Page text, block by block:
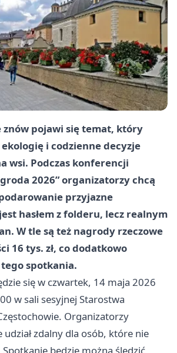
znów pojawi się temat, który
i codzienne decyzje
wsi. Podczas konferencji
2026” organizatorzy chcą
przyjazne
hasłem z folderu, lecz realnym
W tle są też nagrody rzeczowe
16 tys. zł, co dodatkowo
spotkania.
się w czwartek, 14 maja 2026
w sali sesyjnej Starostwa
Organizatorzy
udział zdalny dla osób, które nie